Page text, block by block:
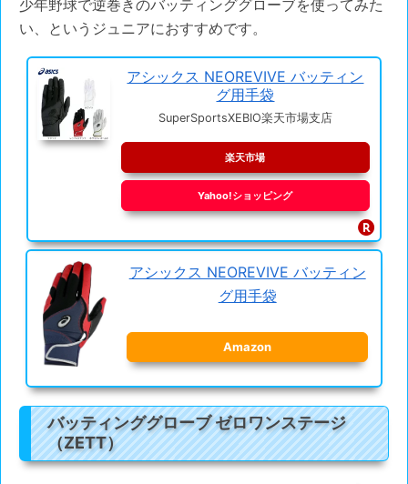
少年野球で逆巻きのバッティンググローブを使ってみた
い、というジュニアにおすすめです。
アシックス NEOREVIVE バッティン
グ用手袋
SuperSportsXEBIO楽天市場支店
楽天市場
Yahoo!ショッピング
アシックス NEOREVIVE バッティン
グ用手袋
Amazon
バッティンググローブ ゼロワンステージ
（ZETT）